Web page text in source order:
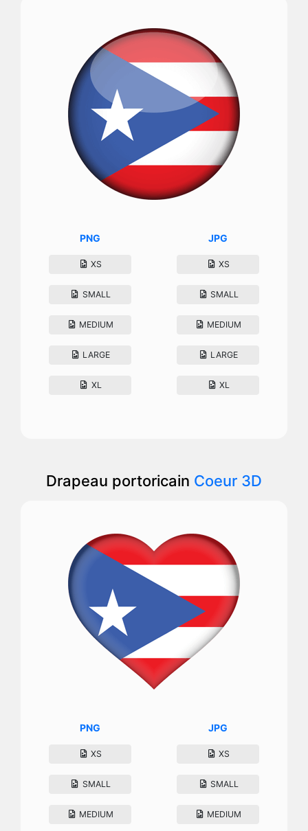
PNG
XS
SMALL
MEDIUM
LARGE
XL
JPG
XS
SMALL
MEDIUM
LARGE
XL
Drapeau portoricain Coeur 3D
PNG
XS
SMALL
MEDIUM
JPG
XS
SMALL
MEDIUM